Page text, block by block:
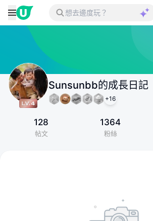
Sunsunbb的成長日記
+16
128
帖文
1364
粉絲